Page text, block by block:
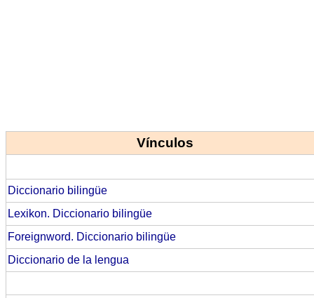
Vínculos
Diccionario bilingüe
Lexikon. Diccionario bilingüe
Foreignword. Diccionario bilingüe
Diccionario de la lengua